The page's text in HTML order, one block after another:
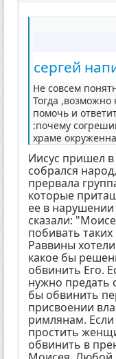
сергей
Не совсем
Тогда ,возможно
помочь и
:почему
храме
Иисус пришел в
собрался
прервала
которые
ее в
сказали:
побивать
Раввины
какое бы
обвинить Его.
нужно предать
бы обвинить
присвоении
римлянам.
простить
обвинить в